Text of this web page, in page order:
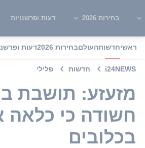
בחירות 2026 דעות ופרשנויות
ראשיחדשותהעולםבחירות 2026 דעות
i24NEWS חדשות פלילי
מזעזע: תושבת
חשודה כי כלאה
בכלובים